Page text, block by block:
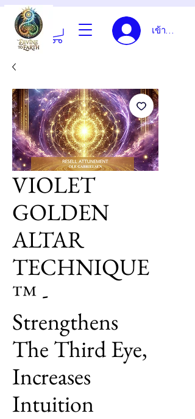
เข้าสู่ระบบ
VIOLET
GOLDEN
ALTAR
TECHNIQUE
™ -
Strengthens
The Third Eye,
Increases
Intuition